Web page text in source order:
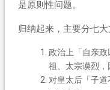
是原则性问题。
归纳起来，主要分七大
政治上「自亲
祖、太宗谟烈，
对皇太后「子